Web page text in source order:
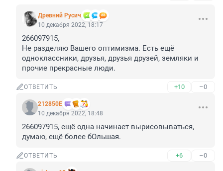
Древний Русич
10 декабря 2022, 18:17
266097915,
Не разделяю Вашего оптимизма. Есть ещё
одноклассники, друзья, друзья друзей, земляки и
прочие прекрасные люди.
ОТВЕТИТЬ +10 –0
212850Е
10 декабря 2022, 18:48
266097915, ещё одна начинает вырисовываться,
думаю, ещё более бОльшая.
ОТВЕТИТЬ +6 –0